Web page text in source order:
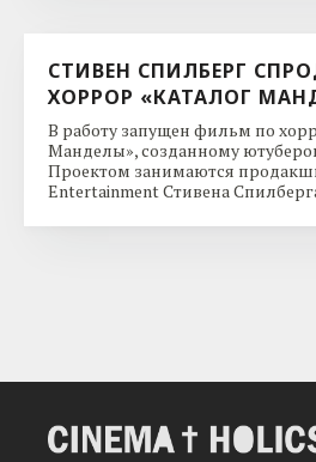
СТИВЕН СПИЛБЕРГ
ХОРРОР «КАТАЛОГ
В работу запущен фильм по
Манделы», созданному
Проектом занимаются
Entertainment Стивена